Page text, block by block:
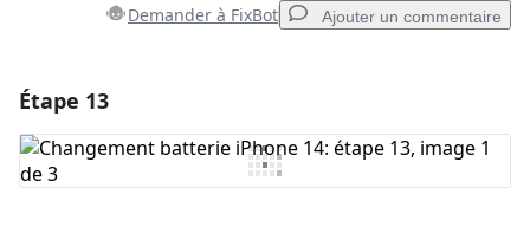
Demander à FixBot Ajouter un commentaire
Ajouter un commentaire
Étape 13